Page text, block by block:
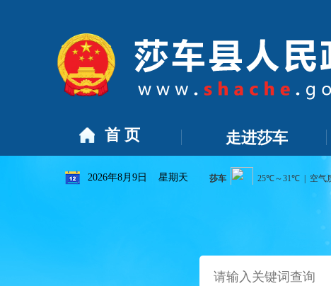
售点合理布局规划（2026年-2031年）》的公告 [2026-07-19]
首 页 走进莎车
2026年8月9日 星期天